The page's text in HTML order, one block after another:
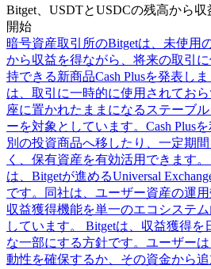
Bitget、USDTとUSDCの残高から収
開始
暗号資産取引所のBitgetは、未使用
から収益を得ながら、将来の取引
持できる新商品Cash Plusを発表し
は、取引に一時的に使用されてお
座に置かれたままになるステーブ
ーを対象としています。Cash Plus
別の投資商品へ移したり、一定期
く、保有資産を有効活用できます
は、Bitgetが進めるUniversal
です。同社は、ユーザー資産の運
収益獲得機能を単一のエコシステ
しています。 Bitgetは、収益獲得
な一部にする方針です。ユーザー
動性を確保するか、その資金から